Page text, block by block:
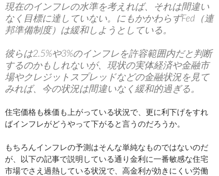
現在のインフレの水準を考えれば、それは間違い
なく目標に達していない。にもかかわらずFed（連
邦準備制度）は緩和しようとしている。
彼らは2.5%や3%のインフレを許容範囲内だと判断
するのかもしれないが、現状の実体経済や金融市
場やクレジットスプレッドなどの金融状況を見て
みれば、今の状況は間違いなく緩和的過ぎる。
住宅価格も株価も上がっている状況で、更に利下げをすれ
ばインフレがどうやって下がると言うのだろうか。
もちろんインフレの予測はそんな単純なものではないのだ
が、以下の記事で説明している通り金利に一番敏感な住宅
市場でさえ過熱している状況で、高金利が効きにくい労働